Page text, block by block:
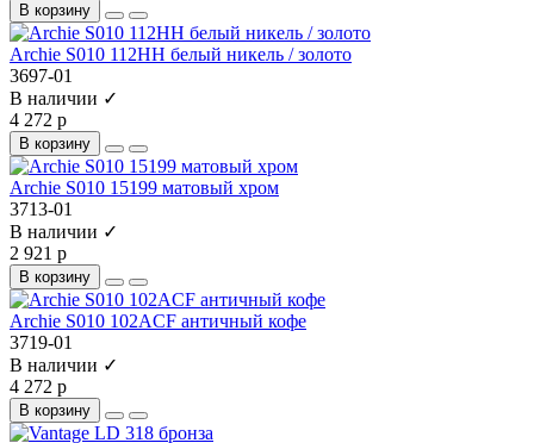
В корзину
Archie S010 112HH белый никель / золото
3697-01
В наличии ✓
4 272 р
В корзину
Archie S010 15199 матовый хром
3713-01
В наличии ✓
2 921 р
В корзину
Archie S010 102ACF античный кофе
3719-01
В наличии ✓
4 272 р
В корзину